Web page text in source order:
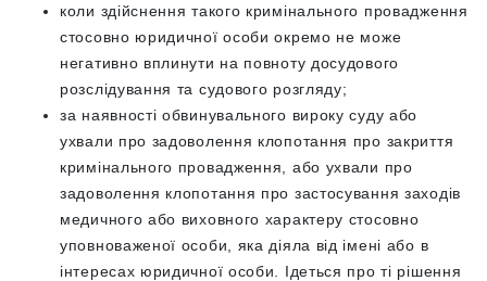
коли здійснення такого кримінального провадження
стосовно юридичної особи окремо не може
негативно вплинути на повноту досудового
розслідування та судового розгляду;
за наявності обвинувального вироку суду або
ухвали про задоволення клопотання про закриття
кримінального провадження, або ухвали про
задоволення клопотання про застосування заходів
медичного або виховного характеру стосовно
уповноваженої особи, яка діяла від імені або в
інтересах юридичної особи. Ідеться про ті рішення